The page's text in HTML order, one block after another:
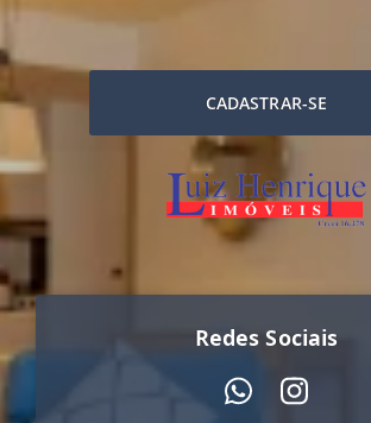
CADASTRAR-SE
Redes Sociais